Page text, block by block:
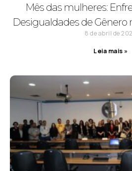
Mês das mulheres:
Desigualdades de Gênero
8 de abril de
Leia mais »